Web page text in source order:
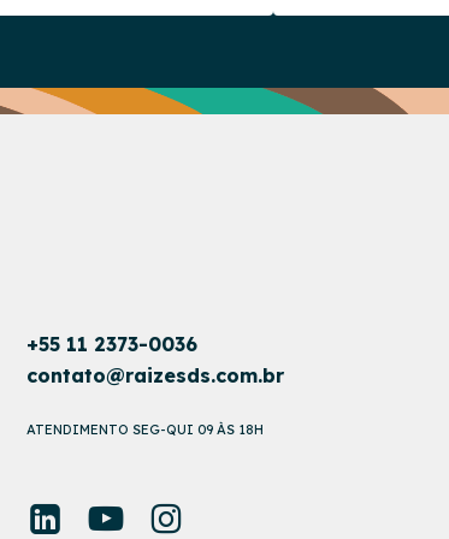
+55 11 2373-0036
contato@raizesds.com.br
ATENDIMENTO SEG-QUI 09 ÀS 18H